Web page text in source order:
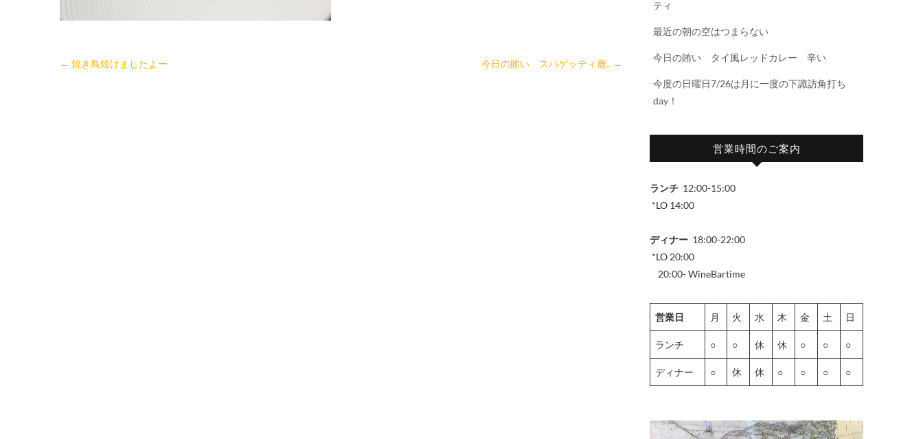
← 焼き鳥焼けましたよー 今日の賄い スパゲッティ鹿.. →
ティ
最近の朝の空はつまらない
今日の賄い タイ風レッドカレー 辛い
今度の日曜日7/26は月に一度の下諏訪角打ち
day！
営業時間のご案内
ランチ 12:00-15:00
*LO 14:00
ディナー 18:00-22:00
*LO 20:00
20:00- WineBartime
営業日 月 火 水 木 金 土 日
ランチ ○ ○ 休 休 ○ ○ ○
ディナー ○ 休 休 ○ ○ ○ ○
動